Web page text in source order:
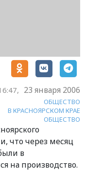
23 января 2006
ОБЩЕСТВО
В КРАСНОЯРСКОМ КРАЕ
ОБЩЕСТВО
что через месяц
в
на производство.